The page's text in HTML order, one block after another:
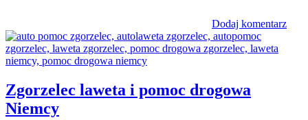
Dodaj komentarz
Zgorzelec laweta i pomoc drogowa
Niemcy